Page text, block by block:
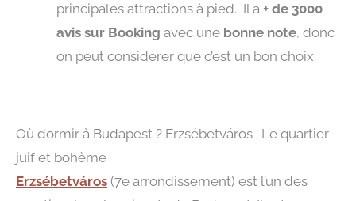
principales attractions à pied. Il a + de 3000
avis sur Booking avec une bonne note, donc
on peut considérer que c’est un bon choix.
Où dormir à Budapest ? Erzsébetváros : Le quartier
juif et bohème
Erzsébetváros (7e arrondissement) est l’un des